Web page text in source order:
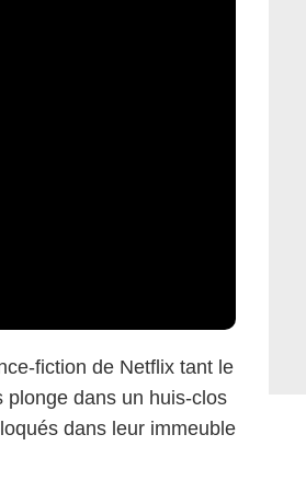
fiction de Netflix tant le
plonge dans un huis-clos
dans leur immeuble